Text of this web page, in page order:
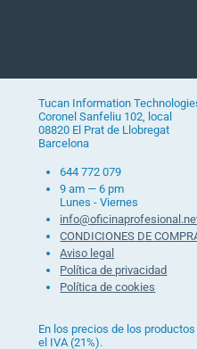
Tucan Information
Coronel Sanfeliu 102, local
08820 El Prat de Llobregat
Barcelona
644 772 079
9 am — 6 pm
Lunes - Viernes
CONDICIONES DE
Aviso legal
Política de privacidad
Política de cookies
En los precios de los
el IVA (21%).